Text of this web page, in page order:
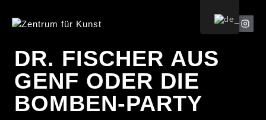
DR. FISCHER AUS
GENF ODER DIE
BOMBEN-PARTY